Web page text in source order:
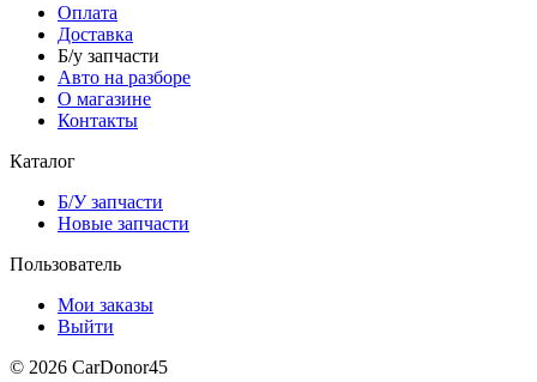
Оплата
Доставка
Б/у запчасти
Авто на разборе
О магазине
Контакты
Каталог
Б/У запчасти
Новые запчасти
Пользователь
Мои заказы
Выйти
© 2026 CarDonor45